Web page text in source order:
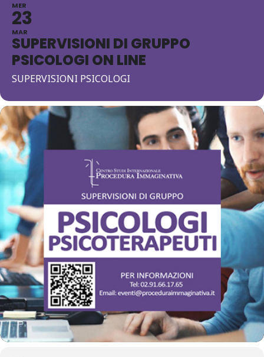
MER
23
MAR
SUPERVISIONI DI GRUPPO
PSICOLOGI ON LINE
SUPERVISIONI PSICOLOGI